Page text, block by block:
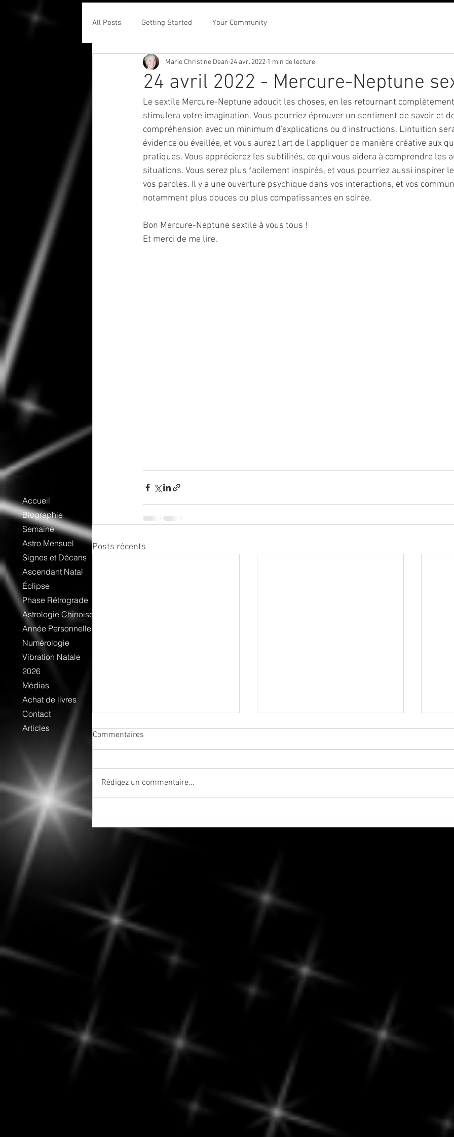
Accueil
Biographie
Semaine
Astro Mensuel
Signes et Décans
Ascendant Natal
Éclipse
Phase Rétrograde
Astrologie Chinoise
Année Personnelle
Numérologie
Vibration Natale
2026
Médias
Achat de livres
Contact
Articles
All Posts Getting Started Your Community
24 avril 2022 - Mercure-Neptune
Marie Christine Dean 24 avr. 2022 1 min de lecture
Le sextile Mercure-Neptune adoucit les choses, en les retournant
stimulera votre imagination. Vous pourriez éprouver un sentiment de savoir et
compréhension avec un minimum d'explications ou d'instructions. L'intuition
évidence ou éveillée, et vous aurez l'art de l'appliquer de manière créative aux
pratiques. Vous apprécierez les subtilités, ce qui vous aidera à comprendre les
situations. Vous serez plus facilement inspirés, et vous pourriez aussi inspirer
vos paroles. Il y a une ouverture psychique dans vos interactions, et vos
notamment plus douces ou plus compatissantes en soirée.
Bon Mercure-Neptune sextile à vous tous !
Et merci de me lire.
Posts récents
Mercure en Cancer
Commentaires
Rédigez un commentaire...